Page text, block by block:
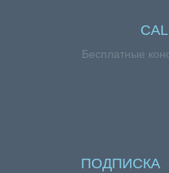
Бесплатные
ПОДПИСКА